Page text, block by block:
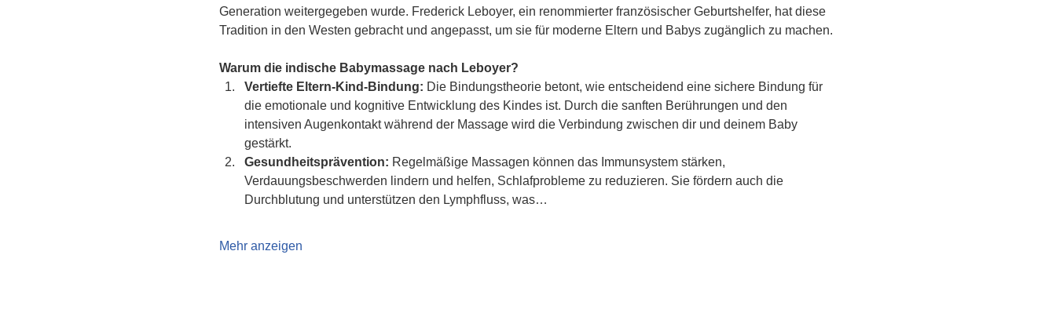
Generation weitergegeben wurde. Frederick Leboyer, ein renommierter französischer Geburtshelfer, hat diese
Tradition in den Westen gebracht und angepasst, um sie für moderne Eltern und Babys zugänglich zu machen.
Warum die indische Babymassage nach Leboyer?
Vertiefte Eltern-Kind-Bindung: Die Bindungstheorie betont, wie entscheidend eine sichere Bindung für
die emotionale und kognitive Entwicklung des Kindes ist. Durch die sanften Berührungen und den
intensiven Augenkontakt während der Massage wird die Verbindung zwischen dir und deinem Baby
gestärkt.
Gesundheitsprävention: Regelmäßige Massagen können das Immunsystem stärken,
Verdauungsbeschwerden lindern und helfen, Schlafprobleme zu reduzieren. Sie fördern auch die
Durchblutung und unterstützen den Lymphfluss, was…
Mehr anzeigen